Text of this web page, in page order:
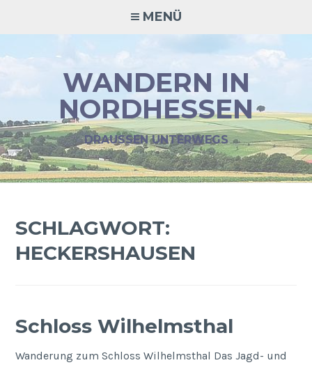
MENÜ
WANDERN IN
NORDHESSEN
DRAUSSEN UNTERWEGS
SCHLAGWORT:
HECKERSHAUSEN
Schloss Wilhelmsthal
Wanderung zum Schloss Wilhelmsthal Das Jagd- und